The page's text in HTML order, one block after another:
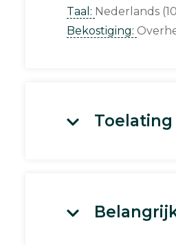
Taal: Nederlands
Bekostiging:
Toelating